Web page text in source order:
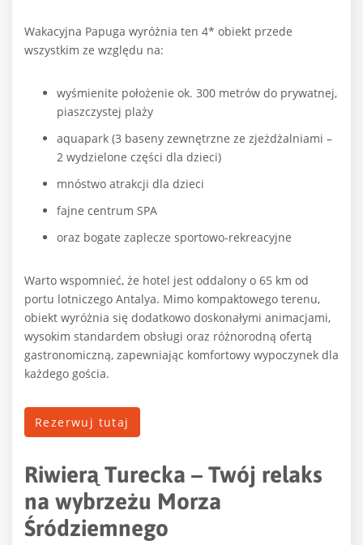
Wakacyjna Papuga wyróżnia ten 4* obiekt przede
wszystkim ze względu na:
wyśmienite położenie ok. 300 metrów do prywatnej,
piaszczystej plaży
aquapark (3 baseny zewnętrzne ze zjeżdżalniami –
2 wydzielone części dla dzieci)
mnóstwo atrakcji dla dzieci
fajne centrum SPA
oraz bogate zaplecze sportowo-rekreacyjne
Warto wspomnieć, że hotel jest oddalony o 65 km od
portu lotniczego Antalya. Mimo kompaktowego terenu,
obiekt wyróżnia się dodatkowo doskonałymi animacjami,
wysokim standardem obsługi oraz różnorodną ofertą
gastronomiczną, zapewniając komfortowy wypoczynek dla
każdego gościa.
Rezerwuj tutaj
Riwierą Turecka – Twój relaks
na wybrzeżu Morza
Śródziemnego